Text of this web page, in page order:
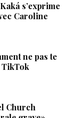
s’exprime
Caroline
ne pas te
Church